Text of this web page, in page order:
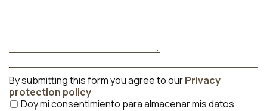
By submitting this form you agree to ourPrivacy
protection policy
Doy mi consentimiento para almacenar mis datos